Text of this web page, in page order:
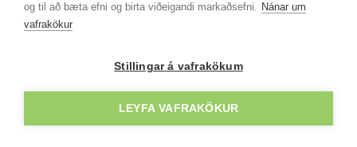
ÞRÓUNARSETUR
Samstarfsverkefni
og til að bæta efni og birta viðeigandi markaðsefni. Nánar um
vafrakökur
Stillingar á vafrakökum
LEYFA VAFRAKÖKUR